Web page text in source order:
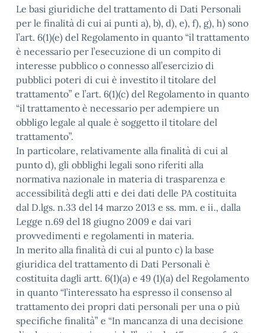
Le basi giuridiche del trattamento di Dati Personali
per le finalità di cui ai punti a), b), d), e), f), g), h) sono
l’art. 6(1)(e) del Regolamento in quanto “il trattamento
è necessario per l’esecuzione di un compito di
interesse pubblico o connesso all’esercizio di
pubblici poteri di cui è investito il titolare del
trattamento” e l’art. 6(1)(c) del Regolamento in quanto
“il trattamento è necessario per adempiere un
obbligo legale al quale è soggetto il titolare del
trattamento”.
In particolare, relativamente alla finalità di cui al
punto d), gli obblighi legali sono riferiti alla
normativa nazionale in materia di trasparenza e
accessibilità degli atti e dei dati delle PA costituita
dal D.lgs. n.33 del 14 marzo 2013 e ss. mm. e ii., dalla
Legge n.69 del 18 giugno 2009 e dai vari
provvedimenti e regolamenti in materia.
In merito alla finalità di cui al punto c) la base
giuridica del trattamento di Dati Personali è
costituita dagli artt. 6(1)(a) e 49 (1)(a) del Regolamento
in quanto “l’interessato ha espresso il consenso al
trattamento dei propri dati personali per una o più
specifiche finalità” e “In mancanza di una decisione